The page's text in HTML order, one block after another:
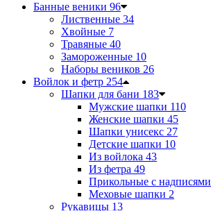
Банные веники 96
Лиственные 34
Хвойные 7
Травяные 40
Замороженные 10
Наборы веников 26
Войлок и фетр 254
Шапки для бани 183
Мужские шапки 110
Женские шапки 45
Шапки унисекс 27
Детские шапки 10
Из войлока 43
Из фетра 49
Прикольные с надписями
Меховые шапки 2
Рукавицы 13